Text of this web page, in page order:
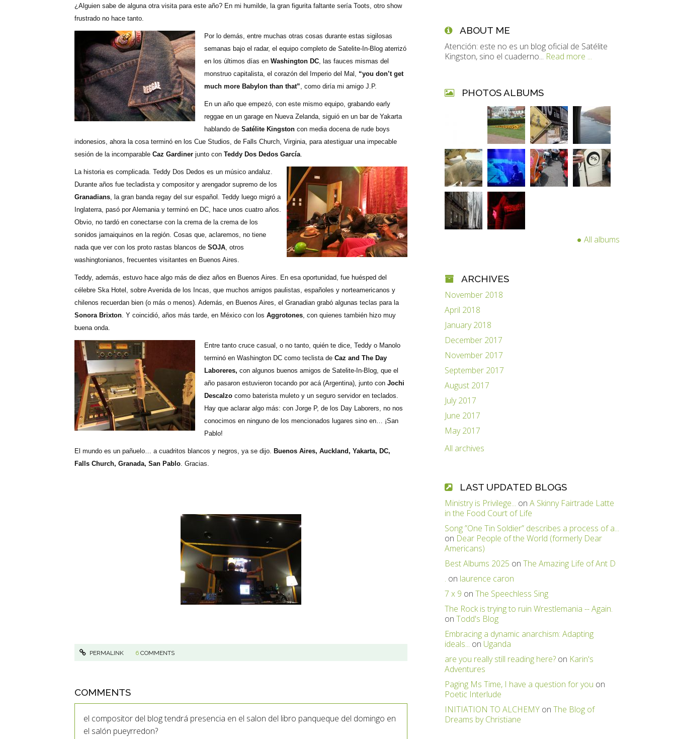
¿Alguien sabe de alguna otra visita para este año? En mi humilde, la gran figurita faltante sería Toots, otro show
frustrado no hace tanto.
Por lo demás, entre muchas otras cosas durante estas sigilosas
semanas bajo el radar, el equipo completo de Satelite-In-Blog aterrizó
en los últimos días enWashington DC, las fauces mismas del
monstruo capitalista, el corazón del Imperio del Mal, “you don’t get
much more Babylon than that”, como diría mi amigo J.P.
En un año que empezó, con este mismo equipo, grabando early
reggae en un garage en Nueva Zelanda, siguió en un bar de Yakarta
hablando deSatélite Kingston con media docena de rude boys
indonesios, ahora la cosa terminó en los Cue Studios, de Falls Church, Virginia, para atestiguar una impecable
sesión de la incomparable Caz Gardiner junto con Teddy Dos Dedos García.
La historia es complicada. Teddy Dos Dedos es un músico andaluz.
Durante años fue tecladista y compositor y arengador supremo de los
Granadians, la gran banda regay del sur español. Teddy luego migró a
Inglaterra, pasó por Alemania y terminó en DC, hace unos cuatro años.
Obvio, no tardó en conectarse con la crema de la crema de los
sonidos jamaiquinos en la región. Cosas que, aclaremos, no tiene
nada que ver con los proto rastas blancos de SOJA, otros
washingtonianos, frecuentes visitantes en Buenos Aires.
Teddy, además, estuvo hace algo más de diez años en Buenos Aires. En esa oportunidad, fue huésped del
célebre Ska Hotel, sobre Avenida de los Incas, que muchos amigos paulistas, españoles y norteamericanos y
chilenos recuerdan bien (o más o menos). Además, en Buenos Aires, el Granadian grabó algunas teclas para la
Sonora Brixton. Y coincidió, años más tarde, en México con los Aggrotones, con quienes también hizo muy
buena onda.
Entre tanto cruce casual, o no tanto, quién te dice, Teddy o Manolo
terminó en Washington DC como teclista deCaz and The Day
Laboreres, con algunos buenos amigos de Satelite-In-Blog, que el
año pasaron estuvieron tocando por acá (Argentina), junto conJochi
Descalzo como baterista muleto y un seguro servidor en teclados.
Hay que aclarar algo más: con Jorge P, de los Day Laborers, no nos
conocimos en ninguno de los mencionados lugares sino en… ¡San
Pablo!
El mundo es un pañuelo… a cuadritos blancos y negros, ya se dijo. Buenos Aires, Auckland, Yakarta, DC,
Falls Church, Granada, San Pablo. Gracias.
PERMALINK 6 COMMENTS
COMMENTS
el compositor del blog tendrá presencia en el salon del libro panqueque del domingo en
el salón pueyrredon?
ABOUT ME
Atención: este no es un blog oficial de Satélite
Kingston, sino el cuaderno... Read more ...
PHOTOS ALBUMS
All albums
ARCHIVES
November 2018
April 2018
January 2018
December 2017
November 2017
September 2017
August 2017
July 2017
June 2017
May 2017
All archives
LAST UPDATED BLOGS
Ministry is Privilege... onA Skinny Fairtrade Latte
in the Food Court of Life
Song ”One Tin Soldier” describes a process of a...
on Dear People of the World (formerly Dear
Americans)
Best Albums 2025 onThe Amazing Life of Ant D
. on laurence caron
7 x 9 onThe Speechless Sing
The Rock is trying to ruin Wrestlemania -- Again.
onTodd's Blog
Embracing a dynamic anarchism: Adapting
ideals... on Uganda
are you really still reading here? on Karin's
Adventures
Paging Ms Time, I have a question for you on
Poetic Interlude
INITIATION TO ALCHEMY onThe Blog of
Dreams by Christiane